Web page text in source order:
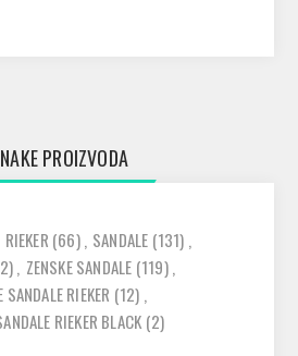
PROIZVODA
RIEKER (66), SANDALE (131) ,
, ZENSKE SANDALE (119),
SANDALE RIEKER (12) ,
RIEKER BLACK (2)